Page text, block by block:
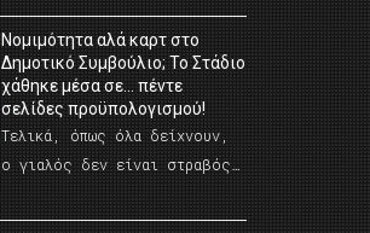
Νομιμότητα αλά καρτ στο
Δημοτικό Συμβούλιο; Το Στάδιο
χάθηκε μέσα σε… πέντε
σελίδες προϋπολογισμού!
Τελικά, όπως όλα δείχνουν,
ο γιαλός δεν είναι στραβός…